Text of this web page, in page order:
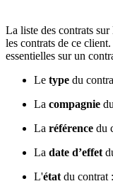
La liste des contrats
les contrats de ce
essentielles sur un
Le type du
La compagnie
La référence du
La date d’effet
L'état du contrat :